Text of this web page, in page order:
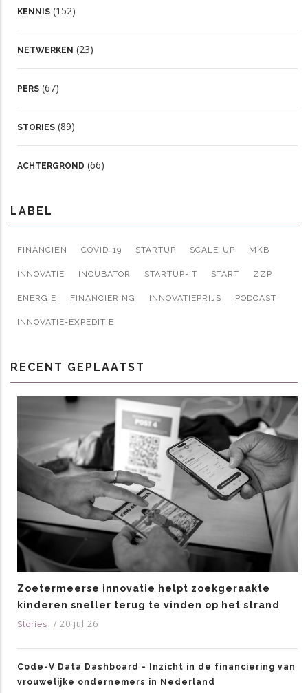
KENNIS (152)
NETWERKEN (23)
PERS (67)
STORIES (89)
ACHTERGROND (66)
LABEL
FINANCIËN COVID-19 STARTUP SCALE-UP MKB
INNOVATIE INCUBATOR STARTUP-IT START ZZP
ENERGIE FINANCIERING INNOVATIEPRIJS PODCAST
INNOVATIE-EXPEDITIE
RECENT GEPLAATST
Zoetermeerse innovatie helpt zoekgeraakte
kinderen sneller terug te vinden op het strand
Stories / 20 jul 26
Code-V Data Dashboard - Inzicht in de financiering van
vrouwelijke ondernemers in Nederland